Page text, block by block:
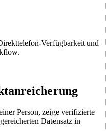
Verfügbarkeit und
Person, zeige verifizierte
Datensatz in